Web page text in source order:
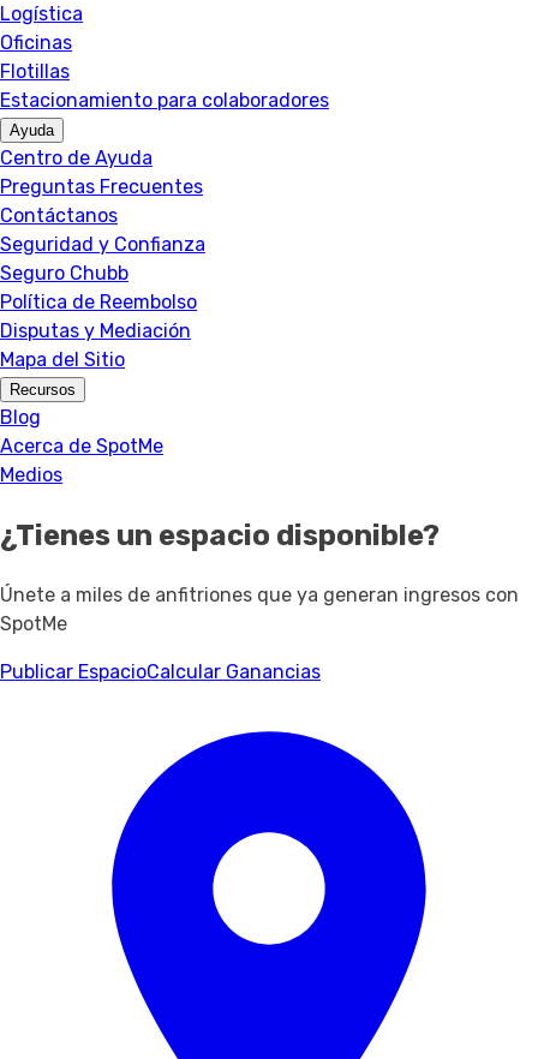
Logística
Oficinas
Flotillas
Estacionamiento para colaboradores
Ayuda
Centro de Ayuda
Preguntas Frecuentes
Contáctanos
Seguridad y Confianza
Seguro Chubb
Política de Reembolso
Disputas y Mediación
Mapa del Sitio
Recursos
Blog
Acerca de SpotMe
Medios
¿Tienes un espacio disponible?
Únete a miles de anfitriones que ya generan ingresos con
SpotMe
Publicar EspacioCalcular Ganancias